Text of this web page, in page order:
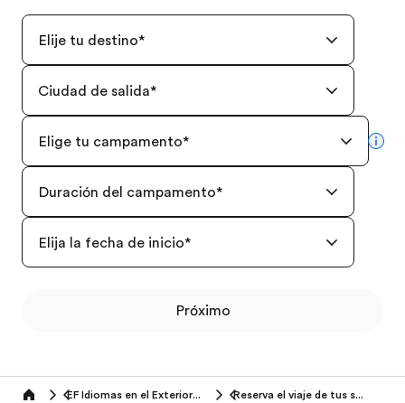
Elije tu destino*
Ciudad de salida*
Elige tu campamento*
Duración del campamento*
Elija la fecha de inicio*
Próximo
EF Idiomas en el Exterior (7-13 años) Reserva el viaje de tus sueños con EF